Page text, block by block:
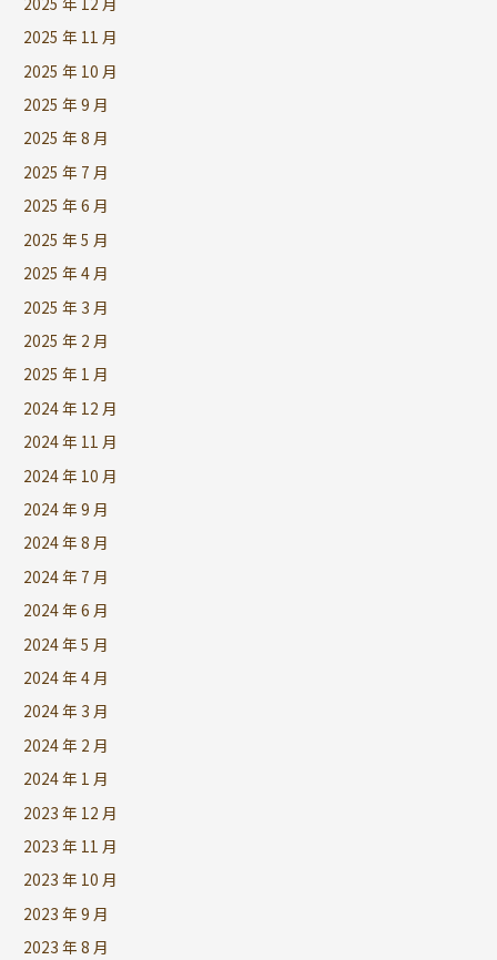
2025 年 11 月
2025 年 10 月
2025 年 9 月
2025 年 8 月
2025 年 7 月
2025 年 6 月
2025 年 5 月
2025 年 4 月
2025 年 3 月
2025 年 2 月
2025 年 1 月
2024 年 12 月
2024 年 11 月
2024 年 10 月
2024 年 9 月
2024 年 8 月
2024 年 7 月
2024 年 6 月
2024 年 5 月
2024 年 4 月
2024 年 3 月
2024 年 2 月
2024 年 1 月
2023 年 12 月
2023 年 11 月
2023 年 10 月
2023 年 9 月
2023 年 8 月